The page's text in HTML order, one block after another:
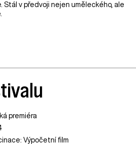
Stál v předvoji nejen uměleckého, ale
premiéra
Výpočetní film